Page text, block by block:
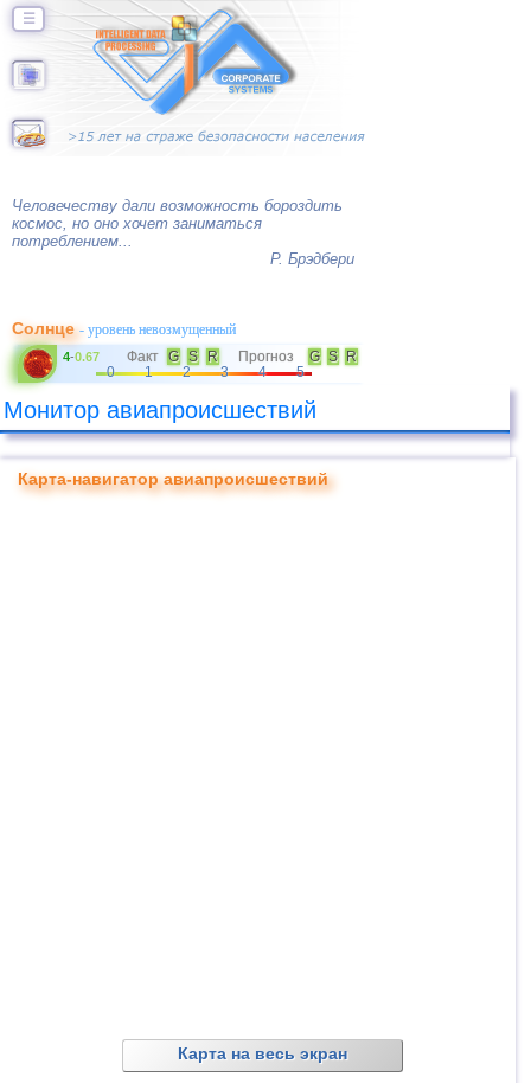
☰
Человечеству дали возможность бороздить
космос, но оно хочет заниматься
потреблением...
Р. Брэдбери
Солнце- уровень невозмущенный
4-0.67 Факт G S R Прогноз G S
R
0
1 2 3 4 5
Монитор авиапроисшествий
Карта-навигатор авиапроисшествий
Карта на весь экран